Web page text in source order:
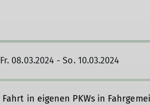
Fr. 08.03.2024 - So. 10.03.2024
Fahrt in eigenen PKWs in